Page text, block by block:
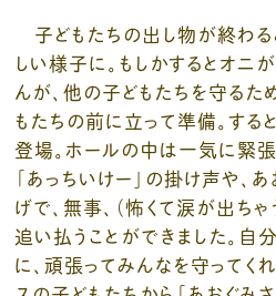
子どもたちの出し物が終わ
しい様子に。もしかするとオニが
んが、他の子どもたちを守るた
もたちの前に立って準備。する
登場。ホールの中は一気に緊張
「あっちいけー」の掛け声や、
げで、無事、（怖くて涙が出ち
追い払うことができました。自
に、頑張ってみんなを守ってく